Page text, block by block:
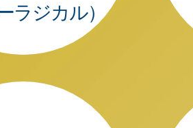
ラジカル）